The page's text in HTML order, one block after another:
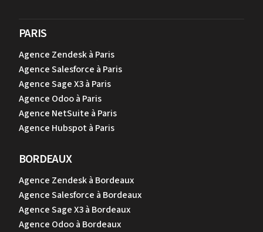
PARIS
Agence Zendesk à Paris
Agence Salesforce à Paris
Agence Sage X3 à Paris
Agence Odoo à Paris
Agence NetSuite à Paris
Agence Hubspot à Paris
BORDEAUX
Agence Zendesk à Bordeaux
Agence Salesforce à Bordeaux
Agence Sage X3 à Bordeaux
Agence Odoo à Bordeaux